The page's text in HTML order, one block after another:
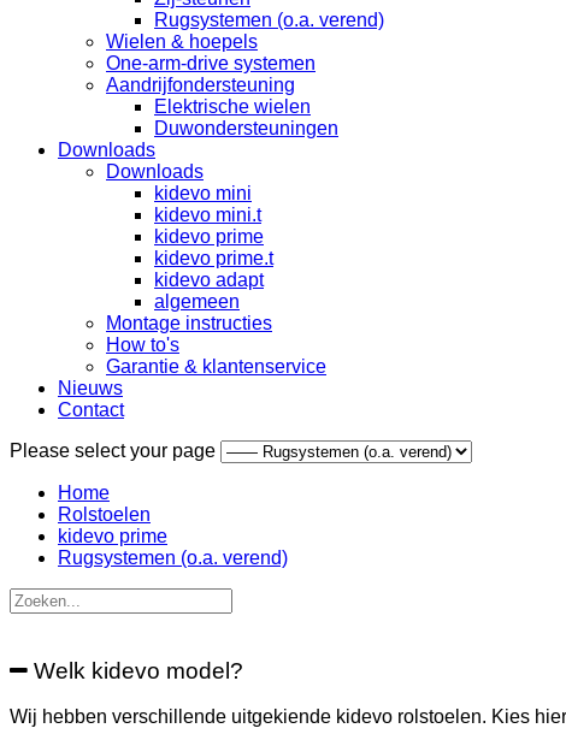
Rugsystemen (o.a. verend)
Wielen & hoepels
One-arm-drive systemen
Aandrijfondersteuning
Elektrische wielen
Duwondersteuningen
Downloads
Downloads
kidevo mini
kidevo mini.t
kidevo prime
kidevo prime.t
kidevo adapt
algemeen
Montage instructies
How to's
Garantie & klantenservice
Nieuws
Contact
Please select your page
Home
Rolstoelen
kidevo prime
Rugsystemen (o.a. verend)
Welk kidevo model?
Wij hebben verschillende uitgekiende kidevo rolstoelen. Kies